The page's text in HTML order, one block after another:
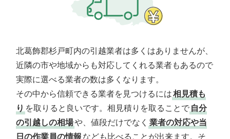
北葛飾郡杉戸町内の引越業者は多くはありませんが、
近隣の市や地域からも対応してくれる業者もあるので
実際に選べる業者の数は多くなります。
その中から信頼できる業者を見つけるには相見積も
り を取りると良いです。相見積りを取ることで 自分
の引越しの相場や、値段だけでなく 業者の対応や当
日の作業員の情報 なども比べることが出来ます。そ